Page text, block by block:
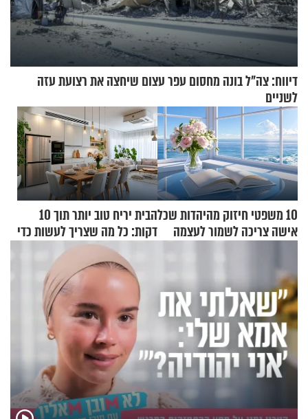
דיווח: צה"ל בונה מחסום עפר עצום שיחצה את רצועת עזה
לשניים
10 משפטי חיזוק מהיהדות שכל
אישה צריכה לשמור לעצמה
הבית יריח טוב יותר תוך 10
דקות: כל מה שצריך לעשות כדי
לרענן את הבית